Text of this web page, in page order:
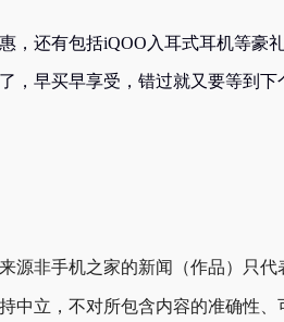
，还有包括iQOO入耳式耳机等豪
，早买早享受，错过就又要等到下
源非手机之家的新闻（作品）只代
中立，不对所包含内容的准确性、